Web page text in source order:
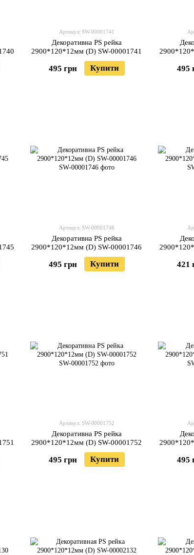
Артикул: SW-00001741
Декоративна PS рейка
2900*120*12мм (D) SW-00001741
495 грн Купити 495
Артикул: SW-00001746
Декоративна PS рейка
2900*120*12мм (D) SW-00001746
495 грн Купити 421
Артикул: SW-00001752
Декоративна PS рейка
2900*120*12мм (D) SW-00001752
495 грн Купити 495